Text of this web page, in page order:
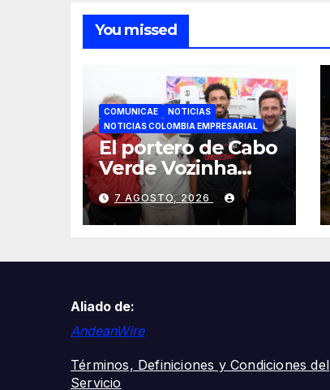
You missed
COMUNICAE
NOTICIAS
NOTICIAS COLOMBIA EMPRESARIAL
El portero de Cabo
Verde Vozinha
ficha por Colo-Colo
y JETOUR
respalda su nueva
7 AGOSTO, 2026
Aliado de:
AndeanWire
Términos, Definiciones y Condiciones del
Servicio